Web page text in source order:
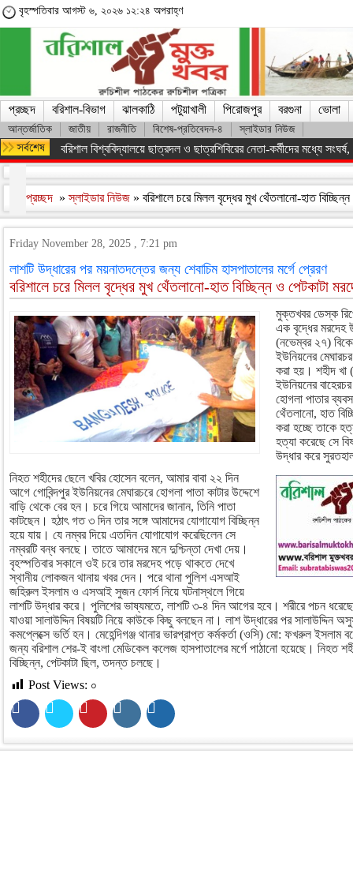
বৃহস্পতিবার আগস্ট ৬, ২০২৬ ১২:২৪ অপরাহ্ণ
প্রচ্ছদ বরিশাল-বিভাগ ঝালকাঠি পটুয়াখালী পিরোজপুর বরগুনা ভোলা
আন্তর্জাতিক জাতীয় রাজনীতি বিশেষ-প্রতিবেদন-৪ স্লাইডার নিউজ
বরিশাল বিশ্ববিদ্যালয়ে ছাত্রদল ও ছাত্রশিবিরের নেতা-কর্মীদের মধ্যে সংঘর্ষ,
প্রচ্ছদ »স্লাইডার নিউজ » বরিশালে চরে মিলল বৃদ্ধের মুখ থেঁতলানো-হাত
Friday November 28, 2025 , 7:21 pm
লাশটি উদ্ধারের পর ময়নাতদন্তের জন্য শেবাচিম হাসপাতালের মর্গে প্রেরণ
বরিশালে চরে মিলল বৃদ্ধের মুখ থেঁতলানো-হাত বিচ্ছিন্ন ও পেটকাটা
মুক্তখবর ডেস্ক
এক বৃদ্ধের মরদেহ
(নভেম্বর ২৭)
ইউনিয়নের
করা হয়। শহীদ খা
ইউনিয়নের
হোগলা পাতার
থেঁতলানো, হাত
করা হচ্ছে তাকে
হত্যা করেছে সে
উদ্ধার করে
নিহত শহীদের ছেলে খবির হোসেন বলেন, আমার বাবা ২২ দিন
আগে গোবিন্দপুর ইউনিয়নের মেঘারচরে হোগলা পাতা কাটার উদ্দেশে
বাড়ি থেকে বের হন। চরে গিয়ে আমাদের জানান, তিনি পাতা
কাটছেন। হঠাৎ গত ৩ দিন তার সঙ্গে আমাদের যোগাযোগ বিচ্ছিন্ন
হয়ে যায়। যে নম্বর দিয়ে এতদিন যোগাযোগ করেছিলেন সে
নম্বরটি বন্ধ বলছে। তাতে আমাদের মনে দুশ্চিন্তা দেখা দেয়।
বৃহস্পতিবার সকালে ওই চরে তার মরদেহ পড়ে থাকতে দেখে
স্থানীয় লোকজন থানায় খবর দেন। পরে থানা পুলিশ এসআই
জহিরুল ইসলাম ও এসআই সুজন ফোর্স নিয়ে ঘটনাস্থলে গিয়ে
লাশটি উদ্ধার করে। পুলিশের ভাষ্যমতে, লাশটি ৩-৪ দিন আগের হবে। শরীরে পচন
যাওয়া সালাউদ্দিন বিষয়টি নিয়ে কাউকে কিছু বলছেন না। লাশ উদ্ধারের পর সালাউদ্দিন
কমপ্লেক্সে ভর্তি হন। মেহেন্দিগঞ্জ থানার ভারপ্রাপ্ত কর্মকর্তা (ওসি) মো: ফখরুল ইসলাম
জন্য বরিশাল শের-ই বাংলা মেডিকেল কলেজ হাসপাতালের মর্গে পাঠানো হয়েছে। নিহত
বিচ্ছিন্ন, পেটকাটা ছিল, তদন্ত চলছে।
Post Views: ০